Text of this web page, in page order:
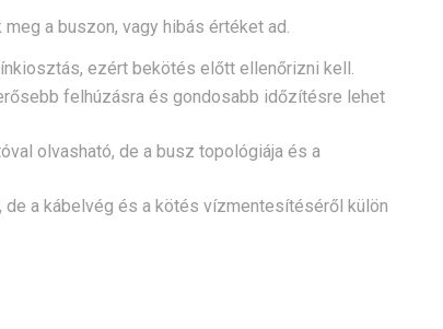
a buszon, vagy hibás értéket ad.
ezért bekötés előtt ellenőrizni kell.
felhúzásra és gondosabb időzítésre lehet
olvasható, de a busz topológiája és a
a kábelvég és a kötés vízmentesítéséről külön